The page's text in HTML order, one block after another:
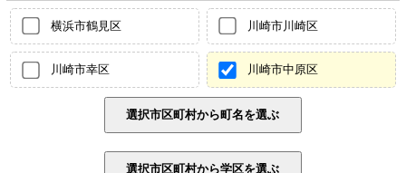
横浜市鶴見区 川崎市川崎区
川崎市幸区 川崎市中原区